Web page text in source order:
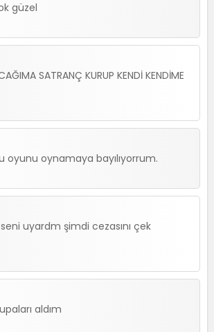
güzel
SATRANÇ KURUP KENDİ KENDİME
oyunu oynamaya bayılıyorrum.
uyardm şimdi cezasını çek
aldım